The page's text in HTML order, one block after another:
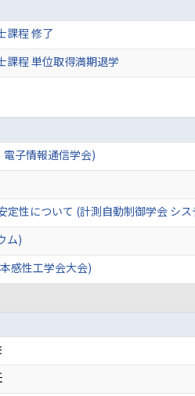
課程 修了
課程 単位取得満期退学
子情報通信学会)
性について (計測自動制御学会 シ
ム)
感性工学会大会)